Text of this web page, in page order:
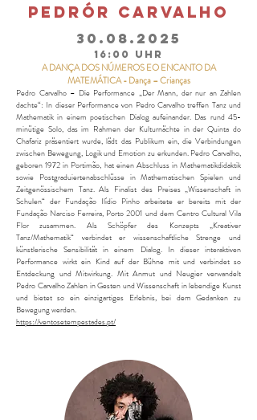
PEDRÓR CARVALHO
30.08.2025
16:00 Uhr
A DANÇA DOS NÚMEROS EO ENCANTO DA
MATEMÁTICA - Dança – Crianças
Pedro Carvalho – Die Performance „Der Mann, der nur an Zahlen
dachte“: In dieser Performance von Pedro Carvalho treffen Tanz und
Mathematik in einem poetischen Dialog aufeinander. Das rund 45-
minütige Solo, das im Rahmen der Kulturnächte in der Quinta do
Chafariz präsentiert wurde, lädt das Publikum ein, die Verbindungen
zwischen Bewegung, Logik und Emotion zu erkunden. Pedro Carvalho,
geboren 1972 in Portimão, hat einen Abschluss in Mathematikdidaktik
sowie Postgraduiertenabschlüsse in Mathematischen Spielen und
Zeitgenössischem Tanz. Als Finalist des Preises „Wissenschaft in
Schulen“ der Fundação Ilídio Pinho arbeitete er bereits mit der
Fundação Narciso Ferreira, Porto 2001 und dem Centro Cultural Vila
Flor zusammen. Als Schöpfer des Konzepts „Kreativer
Tanz/Mathematik“ verbindet er wissenschaftliche Strenge und
künstlerische Sensibilität in einem Dialog. In dieser interaktiven
Performance wirkt ein Kind auf der Bühne mit und verbindet so
Entdeckung und Mitwirkung. Mit Anmut und Neugier verwandelt
Pedro Carvalho Zahlen in Gesten und Wissenschaft in lebendige Kunst
und bietet so ein einzigartiges Erlebnis, bei dem Gedanken zu
Bewegung werden.
https://ventosetempestades.pt/